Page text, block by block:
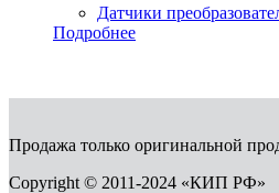
Датчики
Подробнее
Продажа только оригинальной
Copyright © 2011-2024 «КИП РФ»